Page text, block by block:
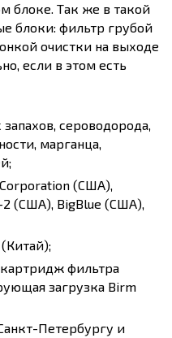
блоке. Так же в такой
блоки: фильтр грубой
очистки на выходе
если в этом есть
сероводорода,
марганца,
(США),
2 (США), BigBlue (США),
фильтра
загрузка Birm
Петербургу и